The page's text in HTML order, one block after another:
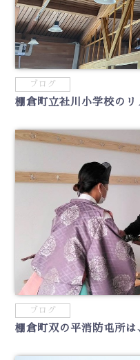
ブログ
棚倉町立社川小学校の
ブログ
棚倉町双の平消防屯所